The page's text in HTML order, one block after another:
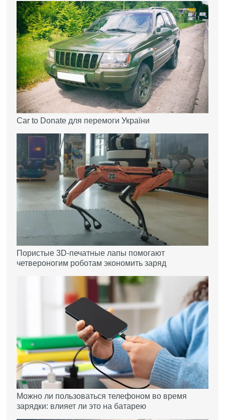
Car to Donate для перемоги України
Пористые 3D-печатные лапы помогают
четвероногим роботам экономить заряд
Можно ли пользоваться телефоном во время
зарядки: влияет ли это на батарею